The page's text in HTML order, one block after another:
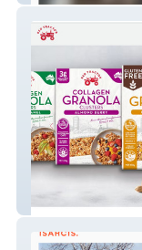
Red Tractor Foods